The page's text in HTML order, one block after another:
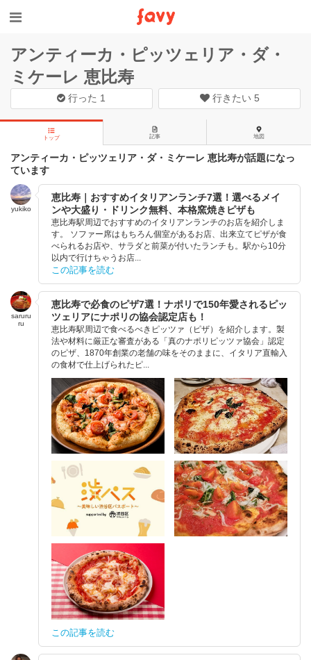
アンティーカ・ピッツェリア・ダ・
ミケーレ 恵比寿
行った 1 行きたい 5
トップ 記事 地図
アンティーカ・ピッツェリア・ダ・ミケーレ 恵比寿が話題になっ
ています
yukiko
恵比寿｜おすすめイタリアンランチ7選！選べるメイ
ンや大盛り・ドリンク無料、本格窯焼きピザも
恵比寿駅周辺でおすすめのイタリアンランチのお店を紹介しま
す。 ソファー席はもちろん個室があるお店、出来立てピザが食
べられるお店や、サラダと前菜が付いたランチも。駅から10分
以内で行けちゃうお店...
この記事を読む
saruru
ru
恵比寿で必食のピザ7選！ナポリで150年愛されるピッ
ツェリアにナポリの協会認定店も！
恵比寿駅周辺で食べるべきピッツァ（ピザ）を紹介します。製
法や材料に厳正な審査がある「真のナポリピッツァ協会」認定
のピザ、1870年創業の老舗の味をそのままに、イタリア直輸入
の食材で仕上げられたピ...
この記事を読む